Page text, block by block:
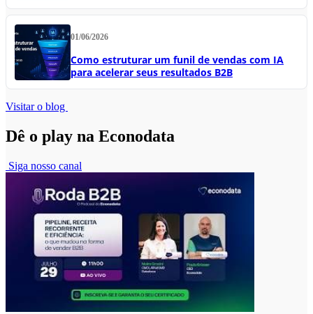
01/06/2026
Como estruturar um funil de vendas com IA
para acelerar seus resultados B2B
Visitar o blog
Dê o play na Econodata
Siga nosso canal